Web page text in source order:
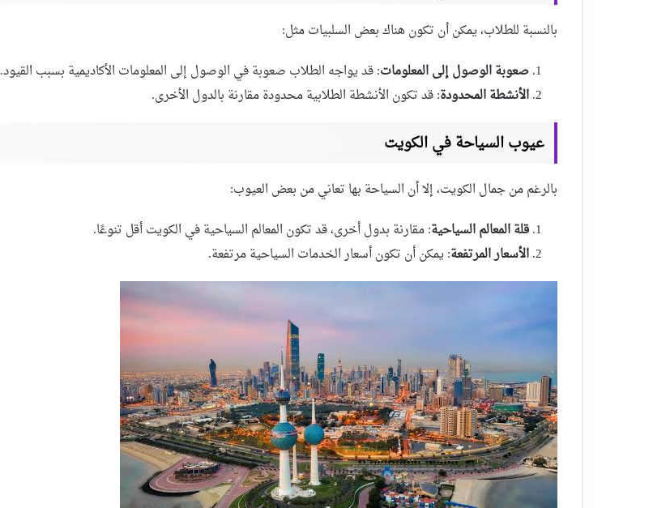
بالنسبة للطلاب، يمكن أن تكون هناك بعض السلبيات مثل:
صعوبة الوصول إلى المعلومات: قد يواجه الطلاب صعوبة في الوصول إلى المعلومات الأكاديمية بسبب القيود.
الأنشطة المحدودة: قد تكون الأنشطة الطلابية محدودة مقارنة بالدول الأخرى.
عيوب السياحة في الكويت
بالرغم من جمال الكويت، إلا أن السياحة بها تعاني من بعض العيوب:
قلة المعالم السياحية: مقارنة بدول أخرى، قد تكون المعالم السياحية في الكويت أقل تنوعًا.
الأسعار المرتفعة: يمكن أن تكون أسعار الخدمات السياحية مرتفعة.